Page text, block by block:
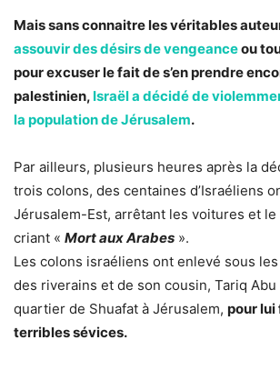
Mais sans connaitre les véritables
assouvir des désirs de vengeanceou
pour excuser le fait de s’en prendre
palestinien, Israël a décidé de
la population de Jérusalem.
Par ailleurs, plusieurs heures après la
trois colons, des centaines d’Israéliens
Jérusalem-Est, arrêtant les voitures et le
criant « Mort aux Arabes ».
Les colons israéliens ont enlevé sous
des riverains et de son cousin, Tariq Abu
quartier de Shuafat à Jérusalem, pour lui
terribles sévices.